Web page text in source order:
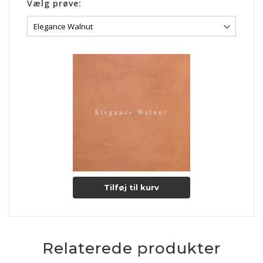
Vælg prøve:
Tilføj til kurv
Relaterede produkter